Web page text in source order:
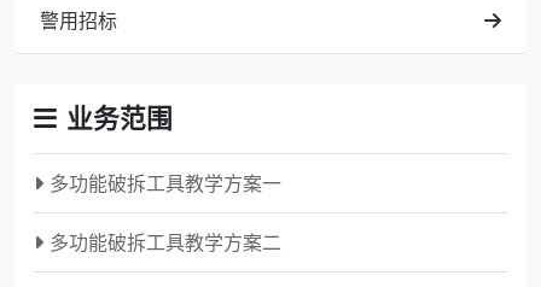
警用招标
业务范围
多功能破拆工具教学方案一
多功能破拆工具教学方案二